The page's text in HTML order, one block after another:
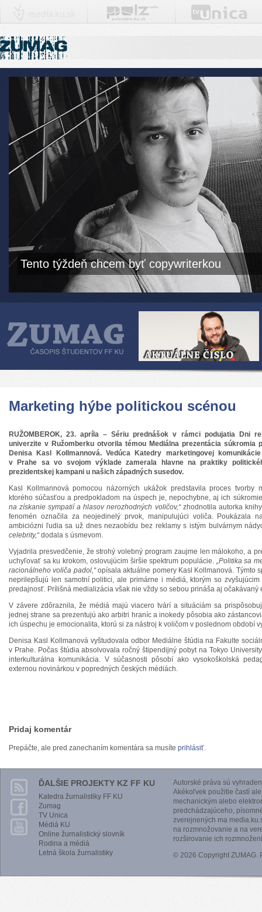
Tento týždeň chcem byť copywriterkou
Marketing hýbe politickou scénou
RUŽOMBEROK, 23. apríla – Sériu prednášok v rámci podujatia Dni
univerzite v Ružomberku otvorila témou Mediálna prezentácia súkromia
Denisa Kasl Kollmannová. Vedúca Katedry marketingovej
v Prahe sa vo svojom výklade zamerala hlavne na praktiky
prezidentskej kampani u našich západných susedov.
Kasl Kollmannová pomocou názorných ukážok predstavila proces tvorby
ktorého súčasťou a predpokladom na úspech je, nepochybne, aj ich
na získanie sympatií a hlasov nerozhodných voličov,“ zhodnotila autorka
fenomén označila za neojedinelý prvok, manipulujúci voliča. Poukázala
ambiciózni ľudia sa už dnes nezaobídu bez reklamy s istým bulvárnym
celebrity,“dodala s úsmevom.
Vyjadrila presvedčenie, že strohý volebný program zaujme len málokoho, a
uchyľovať sa ku krokom, oslovujúcim širšie spektrum populácie. „Politika sa
racionálneho voliča padol,“opísala aktuálne pomery Kasl Kollmanová. Týmto
neprilepšujú len samotní politici, ale primárne i médiá, ktorým so
predajnosť. Prílišná medializácia však nie vždy so sebou prináša aj očakávaný
V závere zdôraznila, že médiá majú viacero tvárí a situáciám sa
jednej strane sa prezentujú ako arbitri hraníc a inokedy pôsobia ako
ich úspechu je emocionalita, ktorú si za nástroj k voličom v poslednom období
Denisa Kasl Kollmanová vyštudovala odbor Mediálne štúdia na Fakulte
v Prahe. Počas štúdia absolvovala ročný štipendijný pobyt na Tokyo
interkulturálna komunikácia. V súčasnosti pôsobí ako vysokoškolská
externou novinárkou v popredných českých médiách.
Pridaj komentár
Prepáčte, ale pred zanechaním komentára sa musíte prihlásiť.
ĎALŠIE PROJEKTY KZ FF KU
Katedra žurnalistiky FF KU
Zumag
TV Unica
Médiá KU
Online žurnalistický slovník
Rodina a médiá
Letná škola žurnalistiky
Autorské práva sú
Akékoľvek použitie častí
mechanickým alebo
predchádzajúceho,
zverejnených ma
na rozmnožovanie a na
rozširovanie ich
© 2026 Copyright ZUMAG.